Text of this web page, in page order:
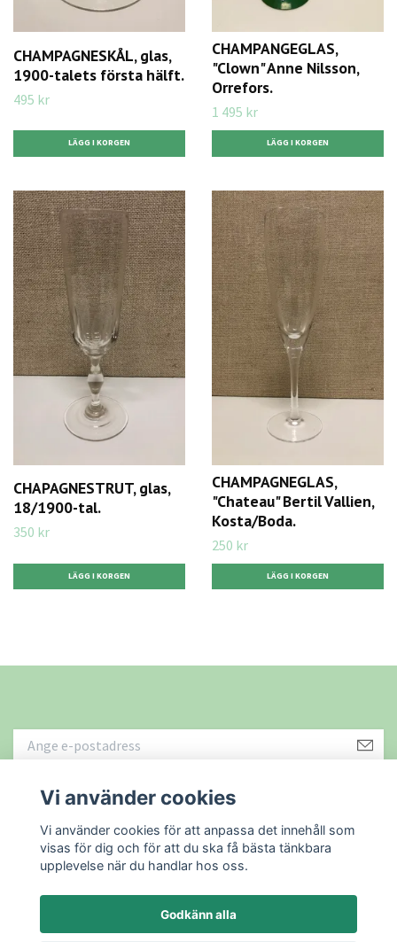
CHAMPAGNESKÅL, glas,
1900-talets första hälft.
495 kr
CHAMPANGEGLAS,
"Clown" Anne Nilsson,
Orrefors.
1 495 kr
CHAPAGNESTRUT, glas,
18/1900-tal.
350 kr
CHAMPAGNEGLAS,
"Chateau" Bertil Vallien,
Kosta/Boda.
250 kr
Läs mer
Vi använder cookies
Vi använder cookies för att anpassa det innehåll som
visas för dig och för att du ska få bästa tänkbara
upplevelse när du handlar hos oss.
Godkänn alla